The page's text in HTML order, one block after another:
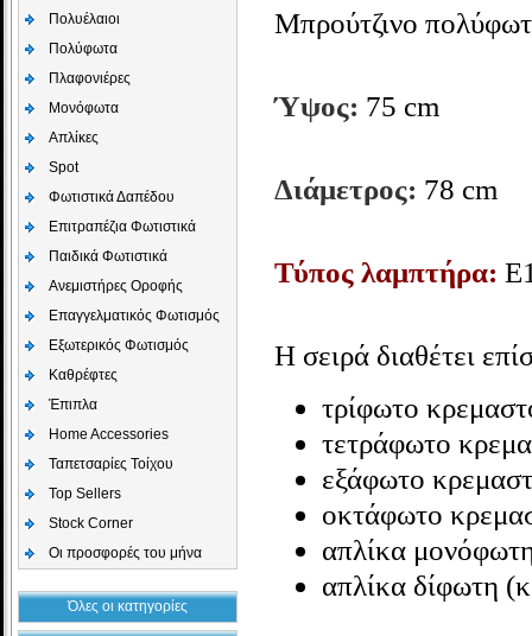
Πολυέλαιοι
Πολύφωτα
Πλαφονιέρες
Μονόφωτα
Απλίκες
Spot
Φωτιστικά Δαπέδου
Επιτραπέζια Φωτιστικά
Παιδικά Φωτιστικά
Aνεμιστήρες Οροφής
Επαγγελματικός Φωτισμός
Εξωτερικός Φωτισμός
Καθρέφτες
Έπιπλα
Home Accessories
Ταπετσαρίες Τοίχου
Top Sellers
Stock Corner
Οι προσφορές του μήνα
Όλες οι κατηγορίες
Μπρούτζινο
Ύψος: 75 cm
Διάμετρος: 78 cm
Τύπος λαμπτήρα:
Η σειρά διαθέτει
τρίφωτο
τετράφωτο
εξάφωτο
οκτάφωτο
απλίκα
απλίκα δίφωτη